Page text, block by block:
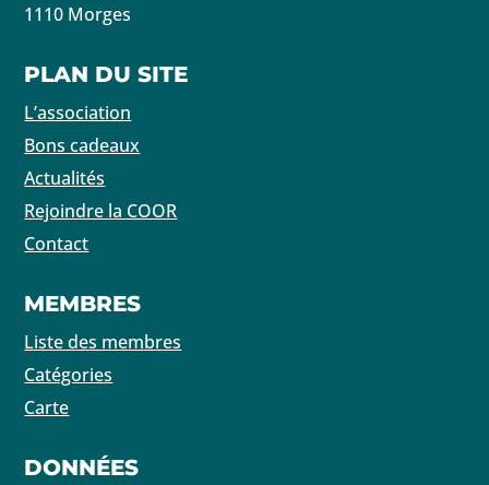
1110 Morges
PLAN DU SITE
L’association
Bons cadeaux
Actualités
Rejoindre la COOR
Contact
MEMBRES
Liste des membres
Catégories
Carte
DONNÉES